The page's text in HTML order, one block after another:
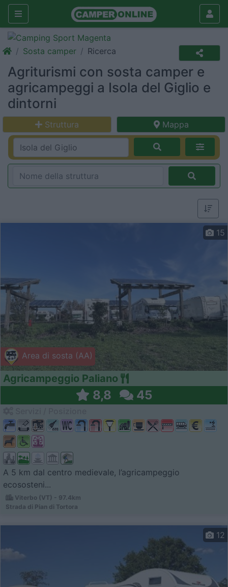
Sosta camper Ricerca
Agriturismi con sosta camper e
agricampeggi a Isola del Giglio e
dintorni
Struttura Mappa
Area di sosta (AA)
15
Agricampeggio Paliano
8,8 45
A 5 km dal centro medievale, l’agricampeggio
ecososteni...
Viterbo (VT) - 97.4km
Strada di Pian di Tortora
12